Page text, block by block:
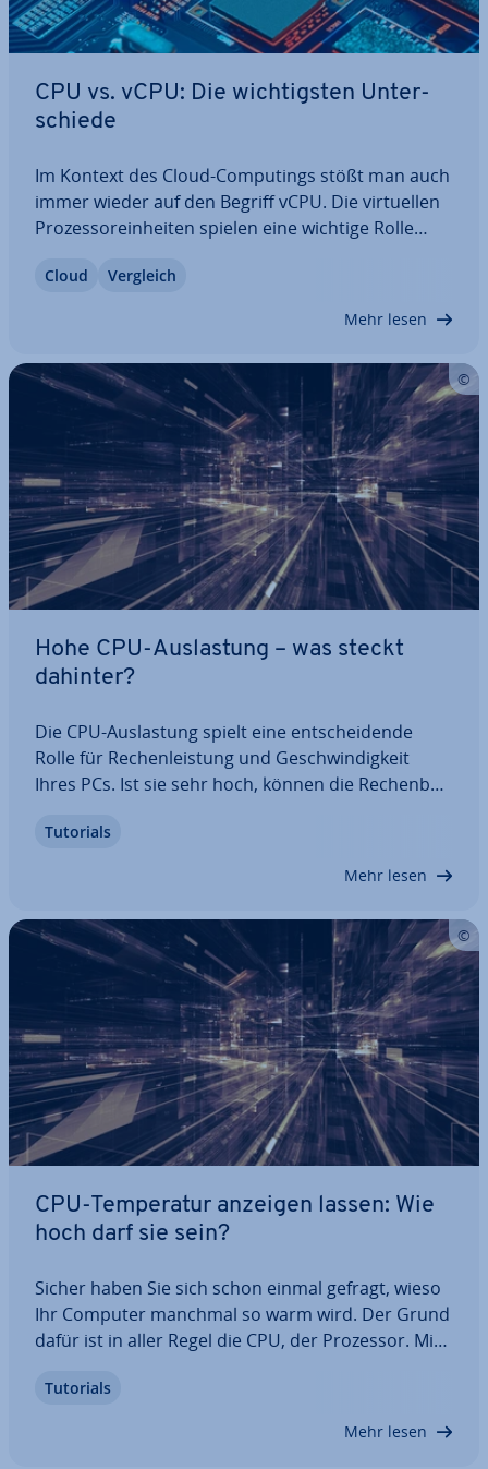
CPU vs. vCPU: Die wich­tigs­ten Un­ter­
schie­de
Im Kontext des Cloud-Com­pu­tings stößt man auch
immer wieder auf den Begriff vCPU. Die vir­tu­el­len
Pro­zes­sor­ein­hei­ten spielen eine wichtige Rolle
sich in einigen Punkten von phy­si­schen CPUs un­
ter­schei­den. In unserem Vergleich CPU vs.…
Cloud Vergleich
Mehr lesen
Hohe CPU-Aus­las­tung – was steckt
dahinter?
Die CPU-Aus­las­tung spielt eine ent­schei­den­de
Rolle für Re­chen­leis­tung und Ge­schwin­dig­keit
Ihres PCs. Ist sie sehr hoch, können die Re­chen­be­
sämtliche Prozesse laufen deutlich langsamer ab.
Tutorials
Mehr lesen
CPU-Tem­pe­ra­tur anzeigen lassen: Wie
hoch darf sie sein?
Sicher haben Sie sich schon einmal gefragt, wieso
Ihr Computer manchmal so warm wird. Der Grund
dafür ist in aller Regel die CPU, der Prozessor. Mit
sie nämlich sehr heiß werden. Wie warm Ihre CPU
Tutorials
Mehr lesen